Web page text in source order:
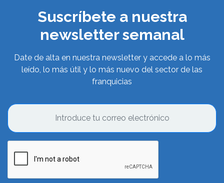
Suscríbete a nuestra
newsletter semanal
Date de alta en nuestra newsletter y accede a lo más
leído, lo más útil y lo más nuevo del sector de las
franquicias